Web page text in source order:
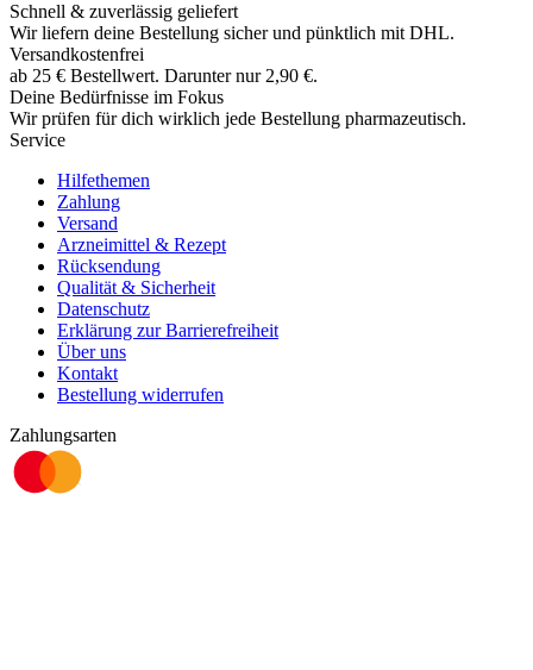
Schnell & zuverlässig geliefert
Wir liefern deine Bestellung sicher und pünktlich mit DHL.
Versandkostenfrei
ab 25 € Bestellwert. Darunter nur 2,90 €.
Deine Bedürfnisse im Fokus
Wir prüfen für dich wirklich jede Bestellung pharmazeutisch.
Service
Hilfethemen
Zahlung
Versand
Arzneimittel & Rezept
Rücksendung
Qualität & Sicherheit
Datenschutz
Erklärung zur Barrierefreiheit
Über uns
Kontakt
Bestellung widerrufen
Zahlungsarten